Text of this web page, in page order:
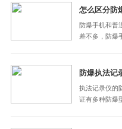
体发生泄露，
怎么区分防
防爆手机和普
差不多，防爆
了防爆标志的
防爆执法记
执法记录仪的
证有多种防爆